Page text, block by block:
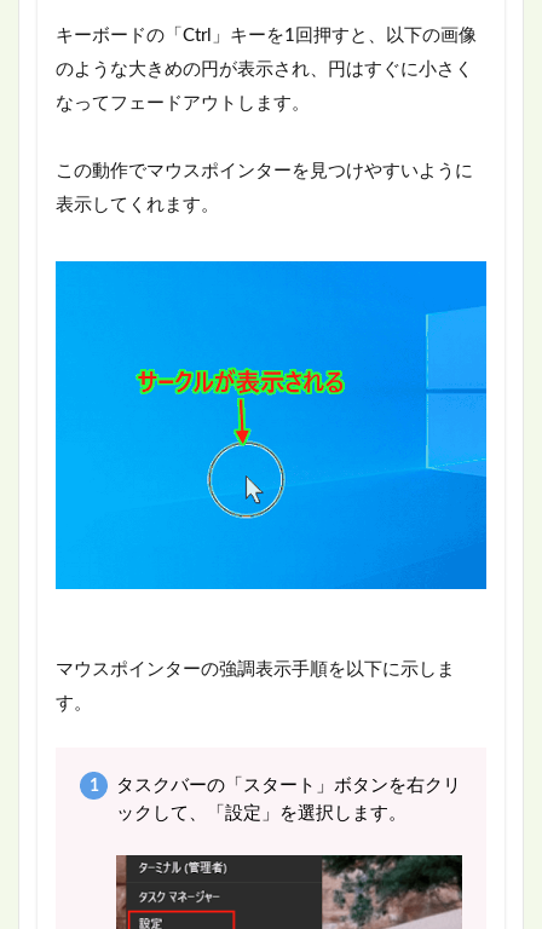
キーボードの「Ctrl」キーを1回押すと、以下の画像
のような大きめの円が表示され、円はすぐに小さく
なってフェードアウトします。
この動作でマウスポインターを見つけやすいように
表示してくれます。
マウスポインターの強調表示手順を以下に示しま
す。
タスクバーの「スタート」ボタンを右クリ
ックして、「設定」を選択します。